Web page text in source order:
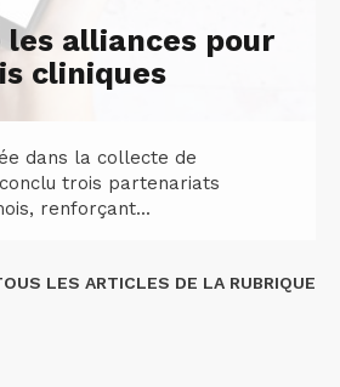
alliances pour
cliniques
dans la collecte de
trois partenariats
renforçant...
LES ARTICLES DE LA RUBRIQUE